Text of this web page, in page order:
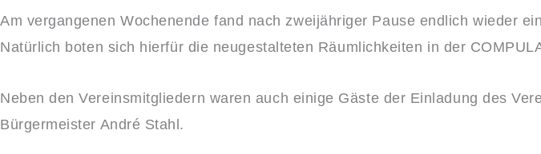
Am vergangenen Wochenende fand nach zweijähriger Pause endlich wieder
Natürlich boten sich hierfür die neugestalteten Räumlichkeiten in der
Neben den Vereinsmitgliedern waren auch einige Gäste der Einladung des
Bürgermeister André Stahl.